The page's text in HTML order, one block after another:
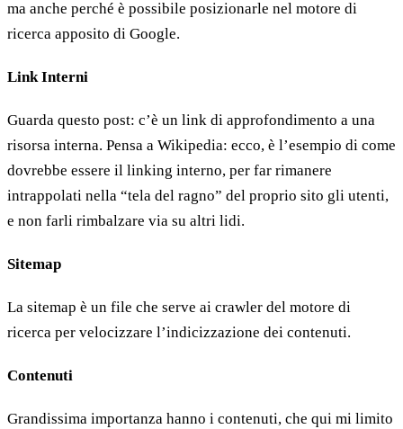
ma anche perché è possibile posizionarle nel motore di
ricerca apposito di Google.
Link Interni
Guarda questo post: c’è un link di approfondimento a una
risorsa interna. Pensa a Wikipedia: ecco, è l’esempio di come
dovrebbe essere il linking interno, per far rimanere
intrappolati nella “tela del ragno” del proprio sito gli utenti,
e non farli rimbalzare via su altri lidi.
Sitemap
La sitemap è un file che serve ai crawler del motore di
ricerca per velocizzare l’indicizzazione dei contenuti.
Contenuti
Grandissima importanza hanno i contenuti, che qui mi limito